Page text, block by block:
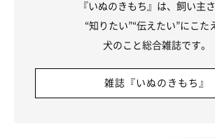
『いぬのきもち』は、飼い主
“知りたい”“伝えたい”にこた
犬のこと総合雑誌です。
雑誌『いぬのきもち』